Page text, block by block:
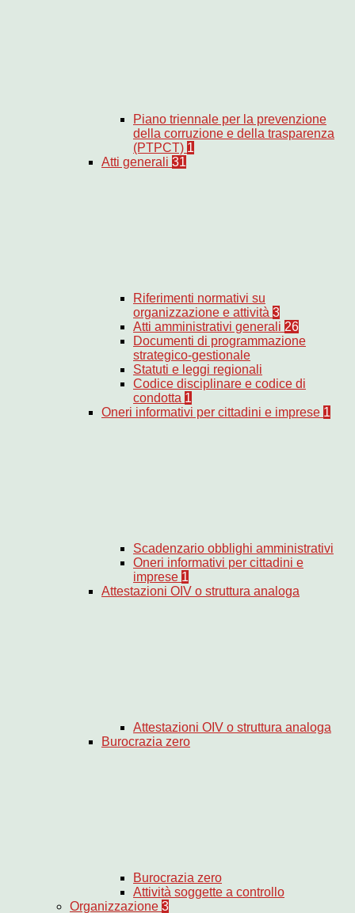
Piano triennale per la prevenzione
della corruzione e della trasparenza
(PTPCT) 1
Atti generali 31
Riferimenti normativi su
organizzazione e attività 3
Atti amministrativi generali 26
Documenti di programmazione
strategico-gestionale
Statuti e leggi regionali
Codice disciplinare e codice di
condotta 1
Oneri informativi per cittadini e imprese 1
Scadenzario obblighi amministrativi
Oneri informativi per cittadini e
imprese 1
Attestazioni OIV o struttura analoga
Attestazioni OIV o struttura analoga
Burocrazia zero
Burocrazia zero
Attività soggette a controllo
Organizzazione 3